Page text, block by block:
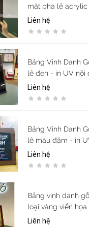
mặt pha lê acrylic
( để vừa giấy khen
Liên hệ
Bảng Vinh Danh
lê đen - in UV nội
yêu cầu
Liên hệ
Bảng Vinh Danh
lê màu đậm - in
Liên hệ
Bảng vinh danh
loại vàng viền họa
Liên hệ